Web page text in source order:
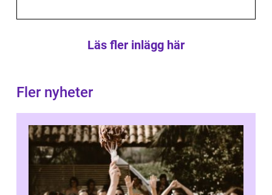
Läs fler inlägg här
Fler nyheter